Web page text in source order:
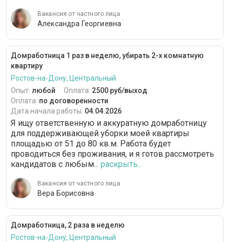
Вакансия от частного лица
Александра Георгиевна
Домработница 1 раз в неделю, убирать 2-х комнатную
квартиру
Ростов-на-Дону, Центральный
Опыт: любой Оплата: 2500 руб/выход
Оплата: по договоренности
Дата начала работы: 04.04.2026
Я ищу ответственную и аккуратную домработницу
для поддерживающей уборки моей квартиры
площадью от 51 до 80 кв.м. Работа будет
проводиться без проживания, и я готов рассмотреть
кандидатов с любым... раскрыть...
Вакансия от частного лица
Вера Борисовна
Домработница, 2 раза в неделю
Ростов-на-Дону, Центральный